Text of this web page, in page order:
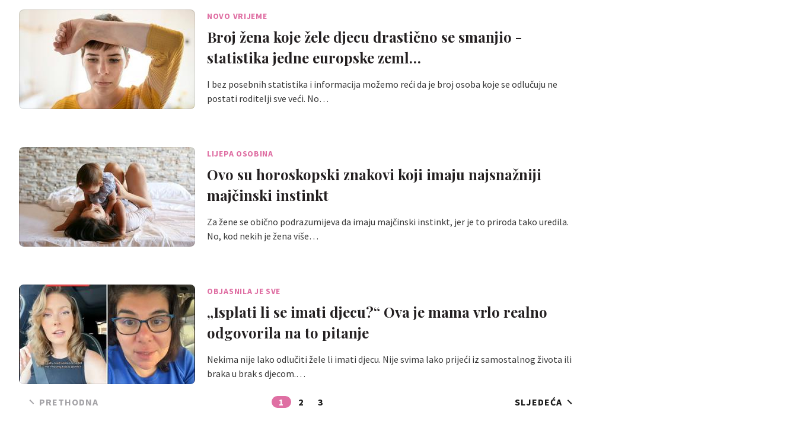
NOVO VRIJEME
Broj žena koje žele djecu drastično se smanjio -
statistika jedne europske zeml…
I bez posebnih statistika i informacija možemo reći da je broj osoba koje se odlučuju ne
postati roditelji sve veći. No…
LIJEPA OSOBINA
Ovo su horoskopski znakovi koji imaju najsnažniji
majčinski instinkt
Za žene se obično podrazumijeva da imaju majčinski instinkt, jer je to priroda tako uredila.
No, kod nekih je žena više…
OBJASNILA JE SVE
„Isplati li se imati djecu?“ Ova je mama vrlo realno
odgovorila na to pitanje
Nekima nije lako odlučiti žele li imati djecu. Nije svima lako prijeći iz samostalnog života ili
braka u brak s djecom.…
PRETHODNA 1 2 3 SLJEDEĆA